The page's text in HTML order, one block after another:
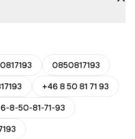
0850817193
+46 8 50 81 71 93
8-50-81-71-93